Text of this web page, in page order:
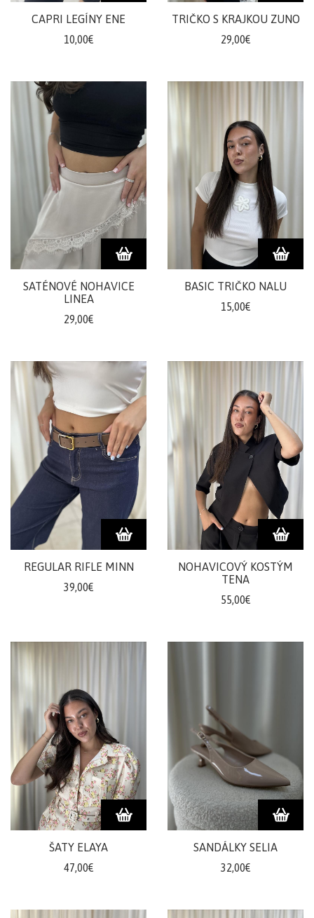
CAPRI LEGÍNY ENE
10,00€
TRIČKO S KRAJKOU ZUNO
29,00€
SATÉNOVÉ NOHAVICE
LINEA
29,00€
BASIC TRIČKO NALU
15,00€
REGULAR RIFLE MINN
39,00€
NOHAVICOVÝ KOSTÝM
TENA
55,00€
ŠATY ELAYA
47,00€
SANDÁLKY SELIA
32,00€